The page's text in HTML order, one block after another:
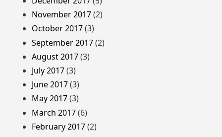
November 2017(2)
October 2017(3)
September 2017(2)
August 2017(3)
July 2017(3)
June 2017(3)
May 2017(3)
March 2017(6)
February 2017(2)